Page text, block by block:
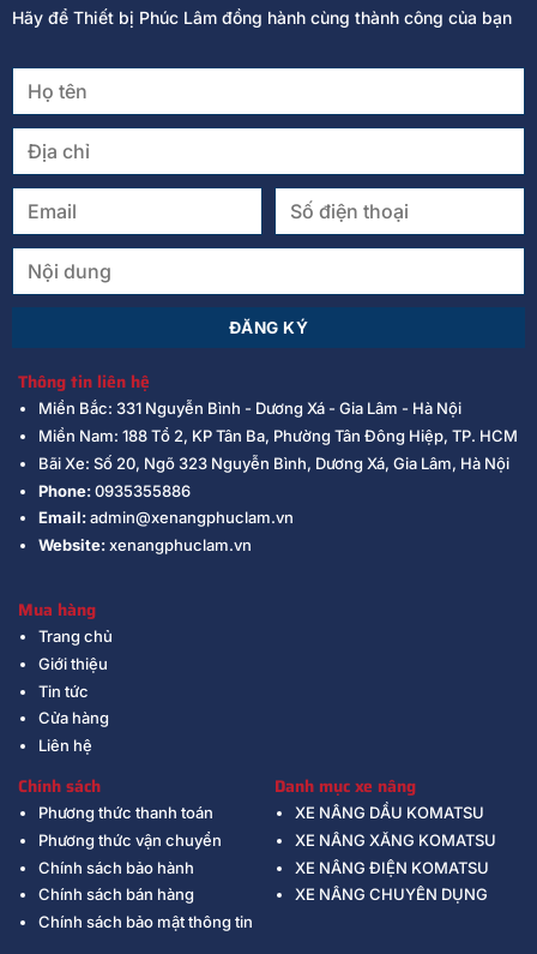
Hãy để Thiết bị Phúc Lâm đồng hành cùng thành công của bạn
Thông tin liên hệ
Miền Bắc: 331 Nguyễn Bình - Dương Xá - Gia Lâm - Hà Nội
Miền Nam: 188 Tổ 2, KP Tân Ba, Phường Tân Đông Hiệp, TP. HCM
Bãi Xe: Số 20, Ngõ 323 Nguyễn Bình, Dương Xá, Gia Lâm, Hà Nội
Phone:0935355886
Email:admin@xenangphuclam.vn
Website:xenangphuclam.vn
Mua hàng
Trang chủ
Giới thiệu
Tin tức
Cửa hàng
Liên hệ
Chính sách
Phương thức thanh toán
Phương thức vận chuyển
Chính sách bảo hành
Chính sách bán hàng
Chính sách bảo mật thông tin
Danh mục xe nâng
XE NÂNG DẦU KOMATSU
XE NÂNG XĂNG KOMATSU
XE NÂNG ĐIỆN KOMATSU
XE NÂNG CHUYÊN DỤNG